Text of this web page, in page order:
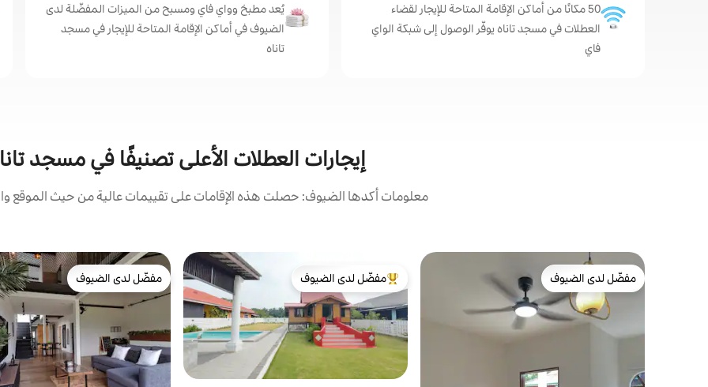
50 مكانًا من أماكن الإقامة المتاحة للإيجار لقضاء
العطلات في مسجد تاناه يوفّر الوصول إلى شبكة الواي
فاي
يُعد مطبخ وواي فاي ومسبح من الميزات المفضّلة لدى
الضيوف في أماكن الإقامة المتاحة للإيجار في مسجد
تاناه
إيجارات العطلات الأعلى تصنيفًا في مسجد
معلومات أكدها الضيوف: حصلت هذه الإقامات على تقييمات عالية من حيث الموقع
مفضّل لدى الضيوف
مفضّل لدى الضيوف
من أبرز البيوت المفضّلة لدى الضيوف
مفضّل لدى الضيوف
مفضّل لدى الضيوف
مفضّل لدى الضيوف